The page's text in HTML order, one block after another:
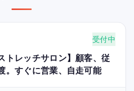
受付中
トレッチサロン】顧客、従
。すぐに営業、自走可能